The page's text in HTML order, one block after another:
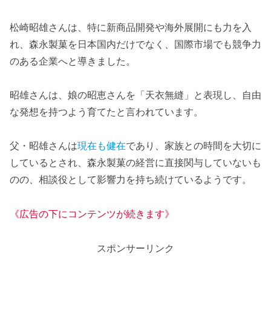
松崎昭雄さんは、特に新商品開発や海外展開にも力を入
れ、森永製菓を日本国内だけでなく、国際市場でも競争力
のある企業へと導きました。
昭雄さんは、娘の昭恵さんを「天衣無縫」と表現し、自由
な発想を持つよう育てたと言われています。
父・昭雄さんは現在も健在であり、家族との時間を大切に
しているとされ、森永製菓の経営に直接関与していないも
のの、相談役として影響力を持ち続けているようです。
《広告の下にコンテンツが続きます》
スポンサーリンク